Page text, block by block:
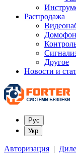
Распродажа
Другое
Новости и
Рус
Укр
Авторизация |